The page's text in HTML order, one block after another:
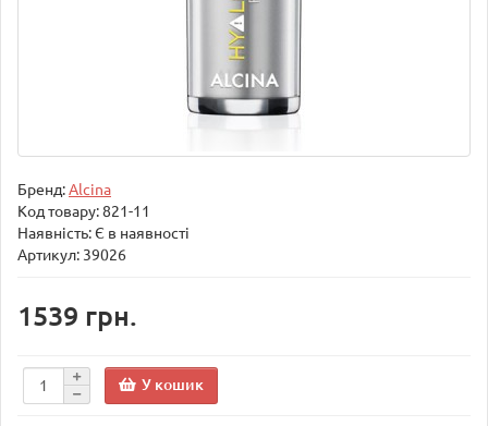
Бренд:Alcina
Код товару:821-11
Наявність: Є в наявності
Артикул: 39026
1539 грн.
У кошик